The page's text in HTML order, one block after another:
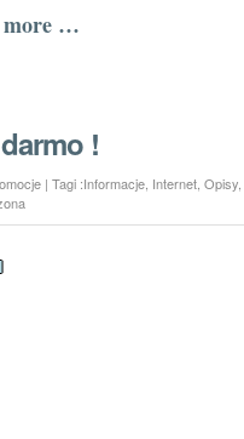
more …
!
| Tagi :Informacje, Internet, Opisy,